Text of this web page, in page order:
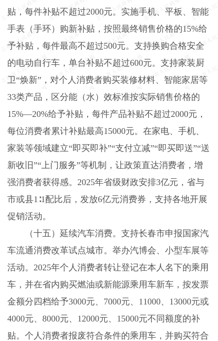
贴，每件补贴不超过2000元。实施手机、平板、智能
手表（手环）购新补贴，按照最终销售价格的15%给
予补贴，每件最高不超过500元。支持换购合格安全
的电动自行车，单台补贴不超过600元。支持家装厨
卫“焕新”，对个人消费者购买装修材料、智能家居等
33类产品，区分能（水）效标准按实际销售价格的
15%—20%给予补贴，每件产品补贴不超过2000元，
每位消费者累计补贴最高15000元。在家电、手机、
家装等领域建立“即买即补”“支付立减”“即买即送”“送
新收旧”“上门服务”等机制，让政策直达消费者，增
强消费者获得感。 2025年省级财政安排3亿元，省与
市或县1 ∶1配比后，发放6亿元消费券，支持各地开展
促销活动。
（十五）延续汽车消费。 支持长春市申报国家汽
车流通消费改革试点城市。举办汽博会、小型车展等
活动。 2025年个人消费者转让登记在本人名下的乘用
车，并在省内购买燃油或新能源乘用车新车，按发票
金额分四档给予3000元、 7000元、 11000、 13000元或
4000元、 8000元、 12000元、 15000元不同额度的补
贴。个人消费者报废符合条件的乘用车，并购买符合